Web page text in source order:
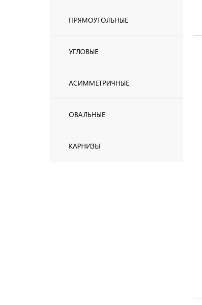
ПРЯМОУГОЛЬНЫЕ
УГЛОВЫЕ
АСИММЕТРИЧНЫЕ
ОВАЛЬНЫЕ
КАРНИЗЫ